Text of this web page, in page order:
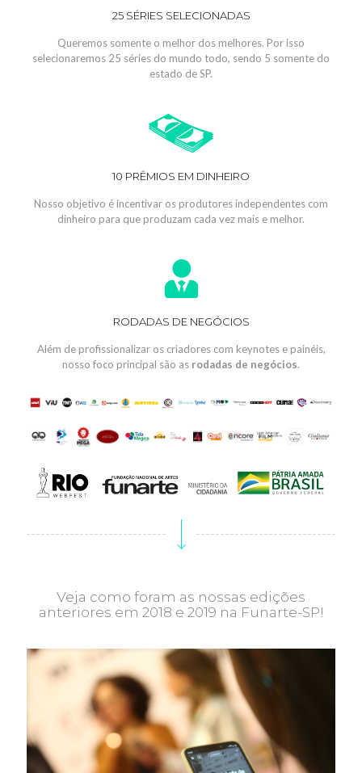
25 SÉRIES SELECIONADAS
Queremos somente o melhor dos melhores. Por isso
selecionaremos 25 séries do mundo todo, sendo 5 somente do
estado de SP.
10 PRÊMIOS EM DINHEIRO
Nosso objetivo é incentivar os produtores independentes com
dinheiro para que produzam cada vez mais e melhor.
RODADAS DE NEGÓCIOS
Além de profissionalizar os criadores com keynotes e painéis,
nosso foco principal são as rodadas de negócios.
Veja como foram as nossas edições
anteriores em 2018 e 2019 na Funarte-SP!